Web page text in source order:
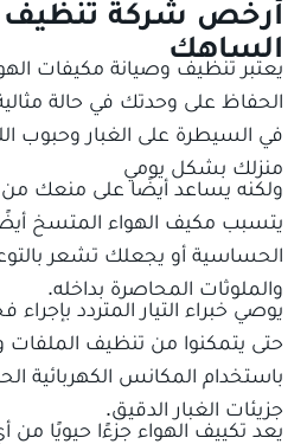
أرخص شركة تنظيف
الساهك
يعتبر تنظيف وصيانة مكيفات
الحفاظ على وحدتك في حالة
في السيطرة على الغبار وحبوب
منزلك بشكل يومي
ولكنه يساعد أيضًا على منعك
يتسبب مكيف الهواء المتسخ
الحساسية أو يجعلك تشعر
والملوثات المحاصرة بداخله.
يوصي خبراء التيار المتردد
حتى يتمكنوا من تنظيف
باستخدام المكانس الكهربائية
جزيئات الغبار الدقيق.
يعد تكييف الهواء جزءًا حيويًا من